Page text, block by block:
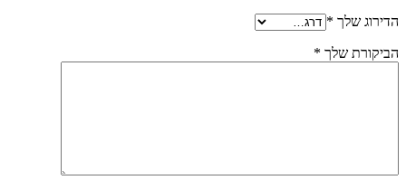
הדירוג שלך *
הביקורת שלך *